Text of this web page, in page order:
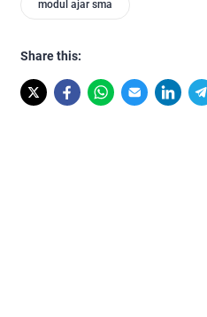
modul ajar sma
Share this: